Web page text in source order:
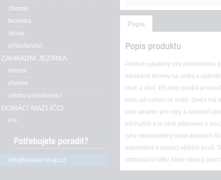
Popis
Pečlivě vyladěný mix prémiového
následně drceny na směs s
chuť a vůni. Při jeho použití je
tomu při vaření ve vodě. Směs má
jako atraktor pro ryby a zároveň
příchutích a je plně připraven k
ryby neodolatelný mrak jemných
napomáhá k selekci větších kusů.
stabilizační látky, které obalují
chemie
technika
léčiva
příslušenství
ZAHRADNÍ JEZÍRKA
krmení
chemie
ostatní příslušenství
DOMÁCÍ MAZLÍČCI
Psi
info@jeseter-shop.cz